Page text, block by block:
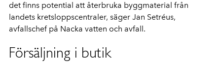
det finns potential att återbruka byggmaterial från
landets kretsloppscentraler, säger Jan Setréus,
avfallschef på Nacka vatten och avfall.
Försäljning i butik